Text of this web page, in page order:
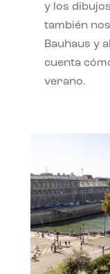
y los
también
Bauhaus y
cuenta
verano.